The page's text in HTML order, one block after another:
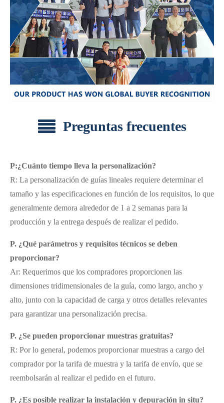
Preguntas frecuentes
P:¿Cuánto tiempo lleva la personalización?
R: La personalización de guías lineales requiere determinar el
tamaño y las especificaciones en función de los requisitos, lo que
generalmente demora alrededor de 1 a 2 semanas para la
producción y la entrega después de realizar el pedido.
P. ¿Qué parámetros y requisitos técnicos se deben
proporcionar?
Ar: Requerimos que los compradores proporcionen las
dimensiones tridimensionales de la guía, como largo, ancho y
alto, junto con la capacidad de carga y otros detalles relevantes
para garantizar una personalización precisa.
P. ¿Se pueden proporcionar muestras gratuitas?
R: Por lo general, podemos proporcionar muestras a cargo del
comprador por la tarifa de muestra y la tarifa de envío, que se
reembolsarán al realizar el pedido en el futuro.
P. ¿Es posible realizar la instalación y depuración in situ?